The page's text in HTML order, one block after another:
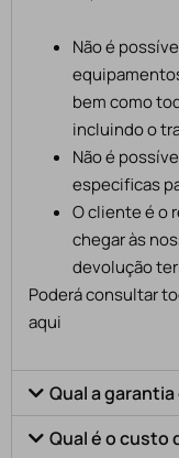
Não é
bem como
incluindo o
Não é
especificas
O cliente é o
chegar às
devolução
Poderá consultar
aqui
Qual a
Qual é o custo